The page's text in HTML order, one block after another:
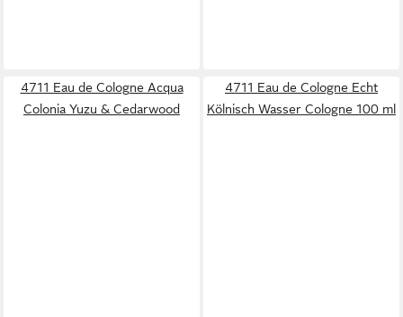
4711 Eau de Cologne Acqua
Colonia Yuzu & Cedarwood
4711 Eau de Cologne Echt
Kölnisch Wasser Cologne 100 ml